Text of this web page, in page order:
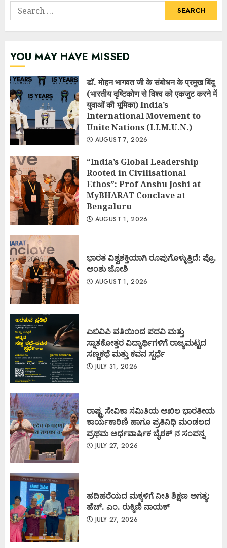
Search
for:
YOU MAY HAVE MISSED
डॉ. मोहन भागवत जी के संबोधन के प्रमुख बिंदु
(भारतीय दृष्टिकोण से विश्व को एकजुट करने में
युवाओं की भूमिका) India’s
International Movement to
Unite Nations (I.I.M.U.N.)
AUGUST 7, 2026
“India’s Global Leadership
Rooted in Civilisational
Ethos”: Prof Anshu Joshi at
MyBHARAT Conclave at
Bengaluru
AUGUST 1, 2026
ಭಾರತ ವಿಶ್ವಶಕ್ತಿಯಾಗಿ ರೂಪುಗೊಳ್ಳುತ್ತಿದೆ: ಪ್ರೊ.
ಅಂಶು ಜೋಶಿ
AUGUST 1, 2026
ಎಬಿವಿಪಿ ವತಿಯಿಂದ ಪದವಿ ಮತ್ತು
ಸ್ನಾತಕೋತ್ತರ ವಿದ್ಯಾರ್ಥಿಗಳಿಗೆ ರಾಜ್ಯಮಟ್ಟದ
ಸಣ್ಣಕಥೆ ಮತ್ತು ಕವನ ಸ್ಪರ್ಧೆ
JULY 31, 2026
ರಾಷ್ಟ್ರ ಸೇವಿಕಾ ಸಮಿತಿಯ ಅಖಿಲ ಭಾರತೀಯ
ಕಾರ್ಯಕಾರಿಣಿ ಹಾಗೂ ಪ್ರತಿನಿಧಿ ಮಂಡಲದ
ಪ್ರಥಮ ಅರ್ಧವಾರ್ಷಿಕ ಬೈಠಕ್ ನ ಸಂಪನ್ನ
JULY 27, 2026
ಹದಿಹರೆಯದ ಮಕ್ಕಳಿಗೆ ನೀತಿ ಶಿಕ್ಷಣ ಅಗತ್ಯ:
ಹೆಚ್. ಎಂ. ರುಕ್ಮಿಣಿ ನಾಯಕ್
JULY 27, 2026